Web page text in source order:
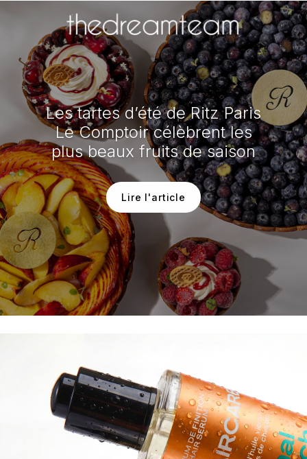
Les tartes d’été de Ritz Paris
Le Comptoir célèbrent les
plus beaux fruits de saison
Lire l'article